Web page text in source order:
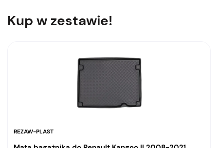
Kup w zestawie!
REZAW-PLAST